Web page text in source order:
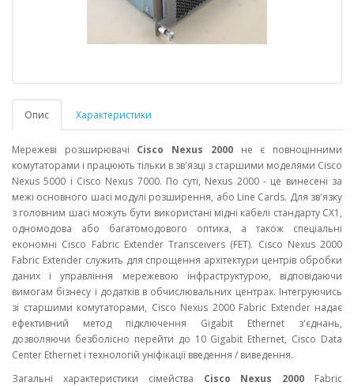
Опис Характеристики
Мережеві розширювачі Cisco Nexus 2000 не є повноцінними
комутаторами і працюють тільки в зв'язці з старшими моделями Cisco
Nexus 5000 і Cisco Nexus 7000. По суті, Nexus 2000 - це винесені за
межі основного шасі модулі розширення, або Line Cards. Для зв'язку
з головним шасі можуть бути використані мідні кабелі стандарту CX1,
одномодова або багатомодового оптика, а також спеціальні
економні Cisco Fabric Extender Transceivers (FET). Cisco Nexus 2000
Fabric Extender служить для спрощення архітектури центрів обробки
даних і управління мережевою інфраструктурою, відповідаючи
вимогам бізнесу і додатків в обчислювальних центрах. Інтегруючись
зі старшими комутаторами, Cisco Nexus 2000 Fabric Extender надає
ефективний метод підключення Gigabit Ethernet з'єднань,
дозволяючи безболісно перейти до 10 Gigabit Ethernet, Cisco Data
Center Ethernet і технологій уніфікації введення / виведення.
Загальні характеристики сімейства Cisco Nexus 2000 Fabric